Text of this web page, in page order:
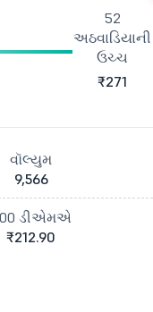
52
અઠવાડિયાની
ઉચ્ચ
₹271
વૉલ્યુમ
9,566
ડીએમએ
₹212.90